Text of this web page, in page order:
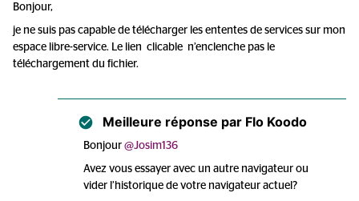
Bonjour,
je ne suis pas capable de télécharger les ententes de services sur mon
espace libre-service. Le lien clicable n’enclenche pas le
téléchargement du fichier.
Meilleure réponse par Flo Koodo
Bonjour @Josim136
Avez vous essayer avec un autre navigateur ou
vider l’historique de votre navigateur actuel?